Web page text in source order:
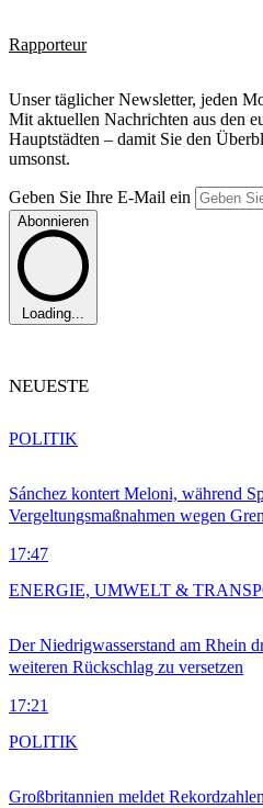
Rapporteur
Unser täglicher Newsletter, jeden
Mit aktuellen Nachrichten aus den
Hauptstädten – damit Sie den
umsonst.
Geben Sie Ihre E-Mail ein
Abonnieren
Loading...
NEUESTE
Sánchez kontert Meloni, während
Vergeltungsmaßnahmen wegen
17:47
POLITIK
Der Niedrigwasserstand am Rhein
weiteren Rückschlag zu versetzen
17:21
ENERGIE, UMWELT &
Großbritannien meldet
POLITIK